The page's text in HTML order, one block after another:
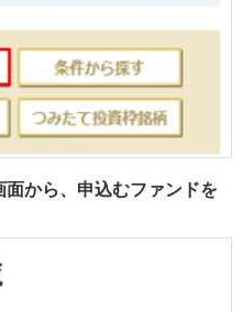
面から、申込むファンドを